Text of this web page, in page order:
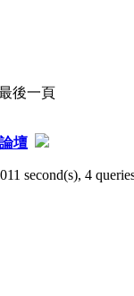
後一頁
壇
second(s), 4